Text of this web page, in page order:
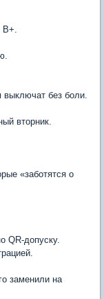
B+.
выключат без боли.
вторник.
«заботятся о
QR-допуску.
заменили на